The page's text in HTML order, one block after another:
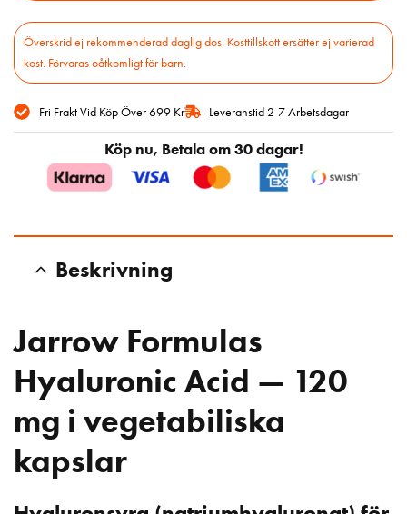
Överskrid ej rekommenderad daglig dos. Kosttillskott ersätter ej varierad
kost. Förvaras oåtkomligt för barn.
Fri Frakt Vid Köp Över 699 Kr Leveranstid 2-7 Arbetsdagar
Köp nu, Betala om 30 dagar!
Beskrivning
Jarrow Formulas
Hyaluronic Acid — 120
mg i vegetabiliska
kapslar